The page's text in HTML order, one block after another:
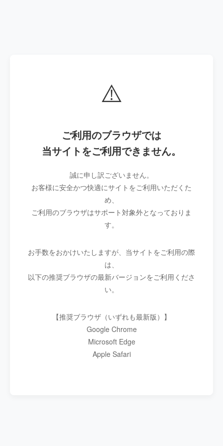
⚠️
ご利用のブラウザでは
当サイトをご利用できません。
誠に申し訳ございません。
お客様に安全かつ快適にサイトをご利用いただくた
め、
ご利用のブラウザはサポート対象外となっておりま
す。
お手数をおかけいたしますが、当サイトをご利用の際
は、
以下の推奨ブラウザの最新バージョンをご利用くださ
い。
【推奨ブラウザ（いずれも最新版）】
Google Chrome
Microsoft Edge
Apple Safari